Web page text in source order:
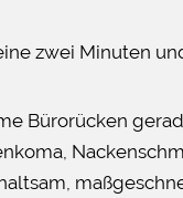
zwei Minuten
Bürorücken